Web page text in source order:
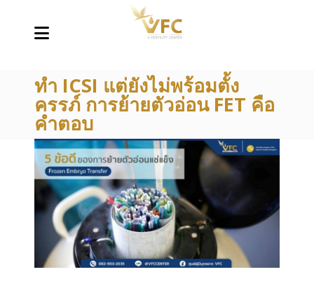
ทำ ICSI แต่ยังไม่พร้อมตั้ง
ครรภ์ การย้ายตัวอ่อน FET คือ
คำตอบ